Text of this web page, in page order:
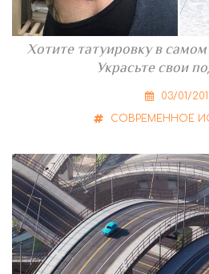
Хотите татуировку в
Украсьте свои
03/01/
СОВРЕМЕННОЕ